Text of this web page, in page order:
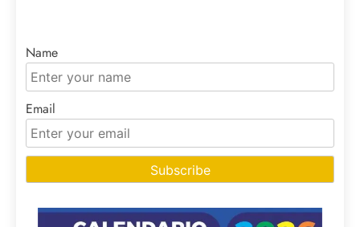
Name
Email